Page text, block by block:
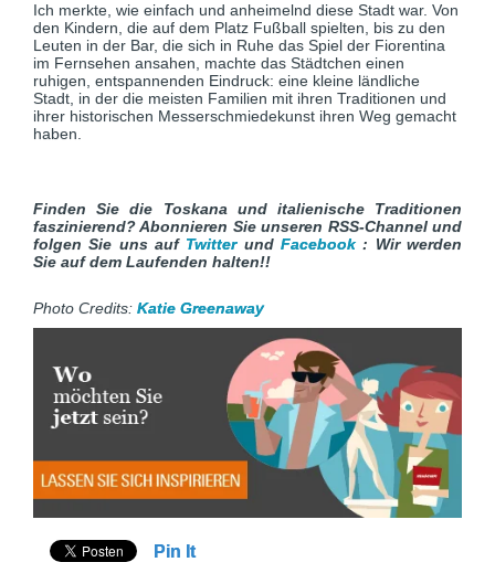
Ich merkte, wie einfach und anheimelnd diese Stadt war. Von
den Kindern, die auf dem Platz Fußball spielten, bis zu den
Leuten in der Bar, die sich in Ruhe das Spiel der Fiorentina
im Fernsehen ansahen, machte das Städtchen einen
ruhigen, entspannenden Eindruck: eine kleine ländliche
Stadt, in der die meisten Familien mit ihren Traditionen und
ihrer historischen Messerschmiedekunst ihren Weg gemacht
haben.
Finden Sie die Toskana und italienische Traditionen
faszinierend? Abonnieren Sie unseren RSS-Channel und
folgen Sie uns auf TwitterundFacebook: Wir werden
Sie auf dem Laufenden halten!!
Photo Credits: Katie Greenaway
Pin It